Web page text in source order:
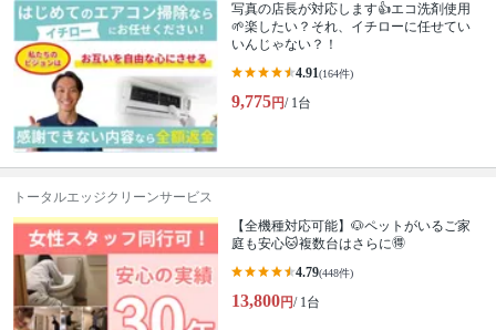
写真の店長が対応します👍エコ洗剤使用
🌱楽したい？それ、イチローに任せてい
いんじゃない？！
4.91(164件)
9,775円/ 1台
トータルエッジクリーンサービス
【全機種対応可能】🐶ペットがいるご家
庭も安心🐱複数台はさらに🉐
4.79(448件)
13,800円/ 1台